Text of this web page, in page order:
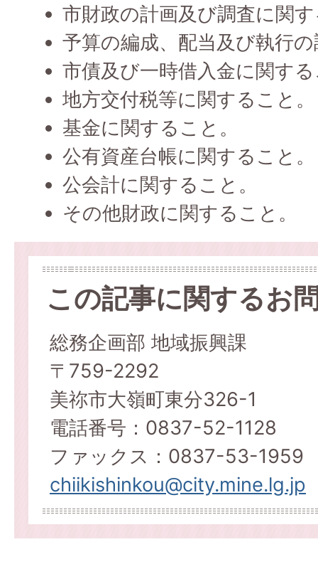
市財政の計画及び調査に関
予算の編成、配当及び執行
市債及び一時借入金に関す
地方交付税等に関すること。
基金に関すること。
公有資産台帳に関すること。
公会計に関すること。
その他財政に関すること。
この記事に関するお
総務企画部 地域振興課
〒759-2292
美祢市大嶺町東分326-1
電話番号：0837-52-1128
ファックス：0837-53-1959
chiikishinkou@city.mine.lg.jp